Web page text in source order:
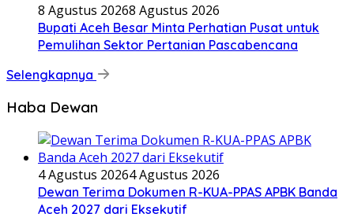
8 Agustus 20268 Agustus 2026
Bupati Aceh Besar Minta Perhatian Pusat untuk
Pemulihan Sektor Pertanian Pascabencana
Selengkapnya
Haba Dewan
4 Agustus 20264 Agustus 2026
Dewan Terima Dokumen R-KUA-PPAS APBK Banda
Aceh 2027 dari Eksekutif